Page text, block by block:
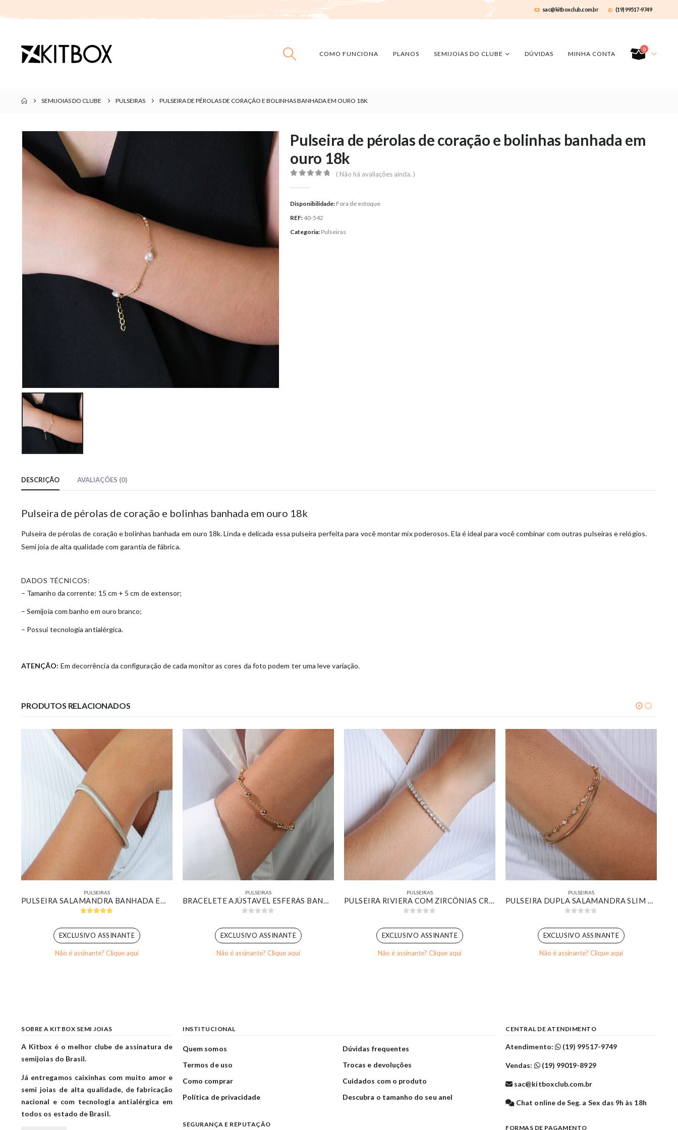
sac@kitboxclub.com.br (19) 99517-9749
COMO FUNCIONA PLANOS SEMIJOIAS DO CLUBE DÚVIDAS MINHA CONTA
0
SEMIJOIAS DO CLUBE PULSEIRAS PULSEIRA DE PÉROLAS DE CORAÇÃO E BOLINHAS BANHADA EM OURO 18K
Pulseira de pérolas de coração e bolinhas banhada em
ouro 18k
( Não há avaliações ainda. )
Disponibilidade: Fora de estoque
REF:40-542
Categoria: Pulseiras
DESCRIÇÃO AVALIAÇÕES (0)
Pulseira de pérolas de coração e bolinhas banhada em ouro 18k
Pulseira de pérolas de coração e bolinhas banhada em ouro 18k. Linda e delicada essa pulseira perfeita para você montar mix poderosos. Ela é ideal para você combinar com outras pulseiras e relógios.
Semi joia de alta qualidade com garantia de fábrica.
DADOS TÉCNICOS:
– Tamanho da corrente: 15 cm + 5 cm de extensor;
– Semijoia com banho em ouro branco;
– Possui tecnologia antialérgica.
ATENÇÃO: Em decorrência da configuração de cada monitor as cores da foto podem ter uma leve variação.
PRODUTOS RELACIONADOS
PULSEIRAS
PULSEIRA SALAMANDRA BANHADA EM OURO BRANCO
EXCLUSIVO ASSINANTE
Não é assinante? Clique aqui
PULSEIRAS
BRACELETE AJÚSTAVEL ESFERAS BANHADO OURO 18K
EXCLUSIVO ASSINANTE
Não é assinante? Clique aqui
PULSEIRAS
PULSEIRA RIVIERA COM ZIRCÔNIAS CRISTAL BANHADA EM OURO BRANCO
EXCLUSIVO ASSINANTE
Não é assinante? Clique aqui
PULSEIRAS
PULSEIRA DUPLA SALAMANDRA SLIM ELOS PONTOS DE LUZ BANHADO EM OURO 18K
EXCLUSIVO ASSINANTE
Não é assinante? Clique aqui
SOBRE A KITBOX SEMI JOIAS
A Kitbox é o melhor clube de assinatura de
semijoias do Brasil.
Já entregamos caixinhas com muito amor e
semi joias de alta qualidade, de fabricação
nacional e com tecnologia antialérgica em
todos os estado de Brasil.
INSTITUCIONAL
Quem somos
Termos de uso
Como comprar
Política de privacidade
Dúvidas frequentes
Trocas e devoluções
Cuidados com o produto
Descubra o tamanho do seu anel
SEGURANÇA E REPUTAÇÃO
CENTRAL DE ATENDIMENTO
Atendimento: (19) 99517-9749
Vendas: (19) 99019-8929
sac@kitboxclub.com.br
Chat online de Seg. a Sex das 9h às 18h
FORMAS DE PAGAMENTO